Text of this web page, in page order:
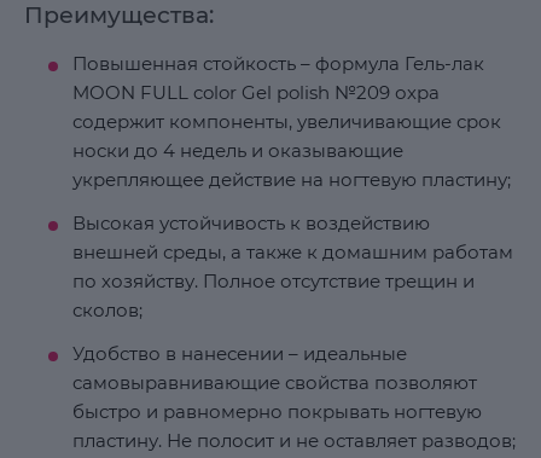
Преимущества:
Повышенная стойкость – формула Гель-лак
MOON FULL color Gel polish №209 охра
содержит компоненты, увеличивающие срок
носки до 4 недель и оказывающие
укрепляющее действие на ногтевую пластину;
Высокая устойчивость к воздействию
внешней среды, а также к домашним работам
по хозяйству. Полное отсутствие трещин и
сколов;
Удобство в нанесении – идеальные
самовыравнивающие свойства позволяют
быстро и равномерно покрывать ногтевую
пластину. Не полосит и не оставляет разводов;